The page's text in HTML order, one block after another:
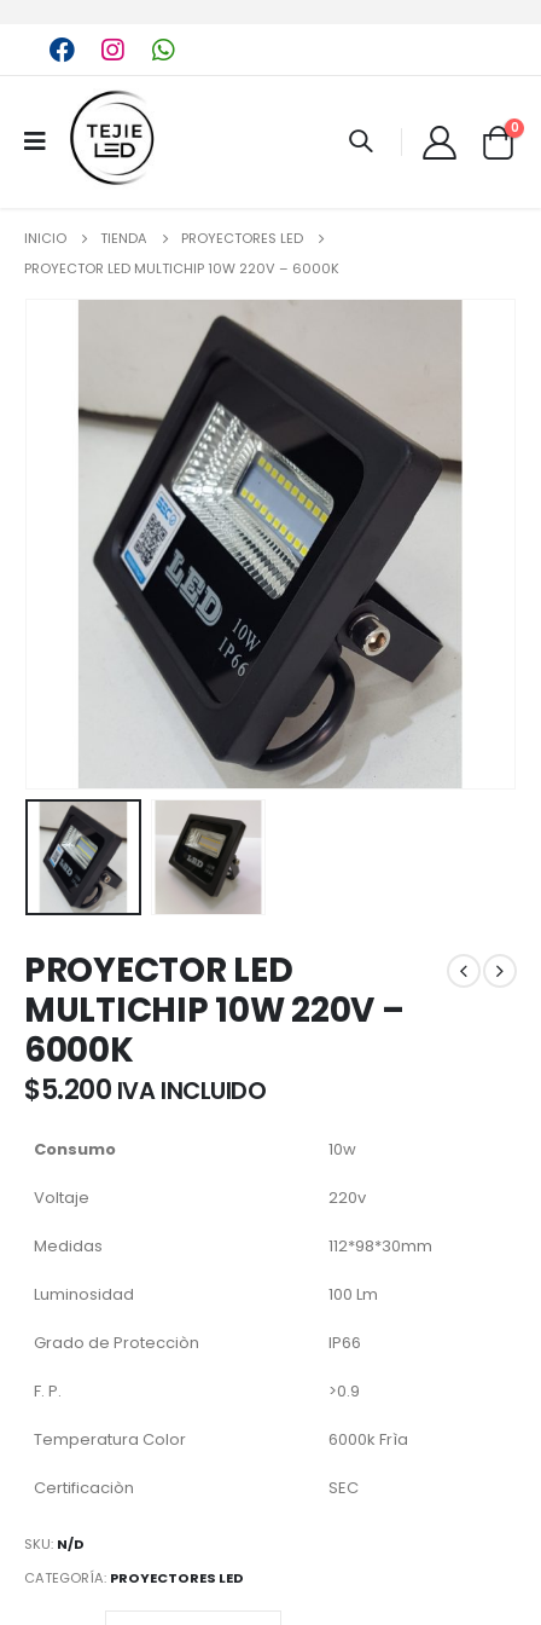
0
INICIO TIENDA
PROYECTORES LED
PROYECTOR LED MULTICHIP 10W 220V – 6000K
PROYECTOR LED
MULTICHIP 10W 220V –
6000K
$5.200 IVA INCLUIDO
Consumo 10w
Voltaje 220v
Medidas 112*98*30mm
Luminosidad 100 Lm
Grado de Protecciòn IP66
F. P. >0.9
Temperatura Color 6000k Frìa
Certificaciòn SEC
SKU: N/D
CATEGORÍA: PROYECTORES LED